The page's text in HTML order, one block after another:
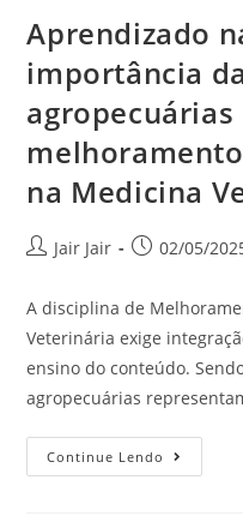
Aprendizado
importância
na Medicina
Jair Jair 02/05/
A disciplina de
Veterinária exige
ensino do conteúdo.
agropecuárias
Continue Lendo